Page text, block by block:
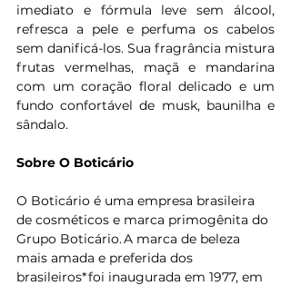
imediato e fórmula leve sem álcool,
refresca a pele e perfuma os cabelos
sem danificá-los. Sua fragrância mistura
frutas vermelhas, maçã e mandarina
com um coração floral delicado e um
fundo confortável de musk, baunilha e
sândalo.
Sobre O Boticário
O Boticário é uma empresa brasileira
de cosméticos e marca primogênita do
Grupo Boticário. A marca de beleza
mais amada e preferida dos
brasileiros* foi inaugurada em 1977, em